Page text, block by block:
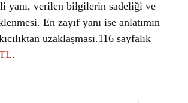
yanı, verilen bilgilerin sadeliği ve
En zayıf yanı ise anlatımın
uzaklaşması.116 sayfalık
.